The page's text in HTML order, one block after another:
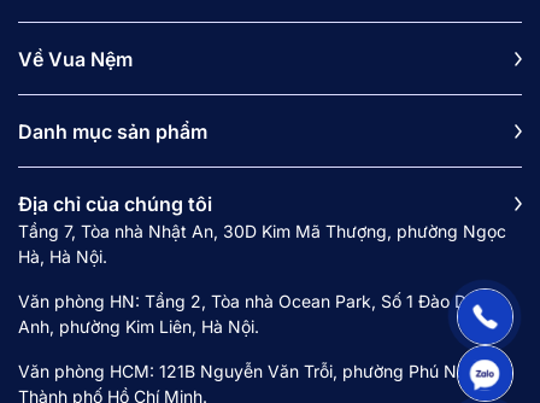
Về Vua Nệm
Danh mục sản phẩm
Địa chỉ của chúng tôi
Tầng 7, Tòa nhà Nhật An, 30D Kim Mã Thượng, phường Ngọc
Hà, Hà Nội.
Văn phòng HN: Tầng 2, Tòa nhà Ocean Park, Số 1 Đào Duy
Anh, phường Kim Liên, Hà Nội.
Văn phòng HCM: 121B Nguyễn Văn Trỗi, phường Phú Nhuận,
Thành phố Hồ Chí Minh.